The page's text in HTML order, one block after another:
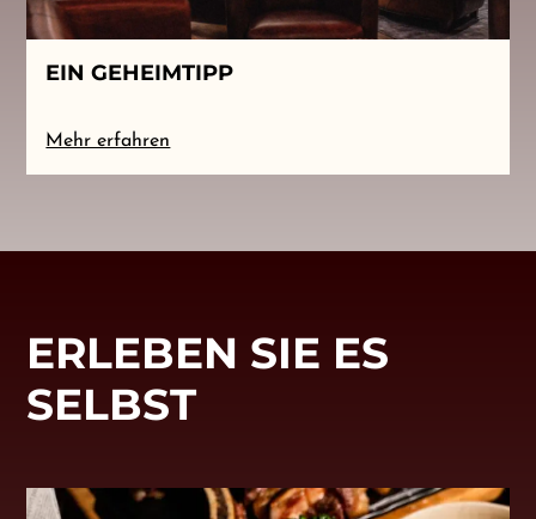
EIN GEHEIMTIPP
Mehr erfahren
ERLEBEN SIE ES
SELBST